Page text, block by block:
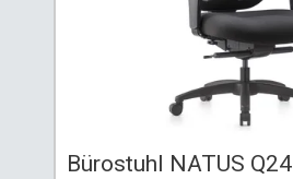
Bürostuhl NATUS Q24